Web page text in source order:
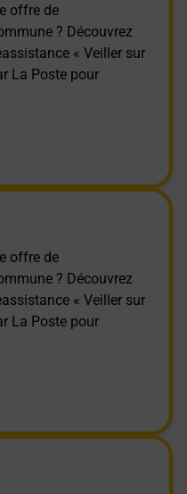
offre de
? Découvrez
« Veiller sur
La Poste pour
offre de
? Découvrez
« Veiller sur
La Poste pour